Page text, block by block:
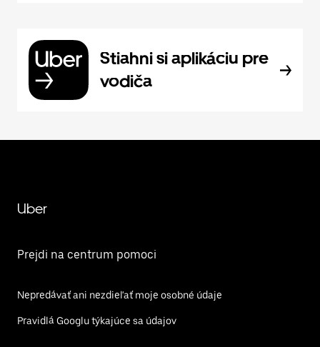
Stiahni si aplikáciu pre
vodiča
Uber
Prejdi na centrum pomoci
Nepredávať ani nezdieľať moje osobné údaje
Pravidlá Googlu týkajúce sa údajov